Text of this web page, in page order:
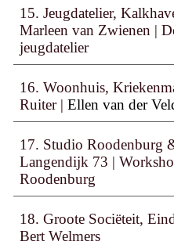
15. Jeugdatelier,
Marleen van Zwienen |
jeugdatelier
16. Woonhuis,
Ruiter | Ellen van der
1 7. Studio Roodenburg
Langendijk 73 |
Roodenburg
18. Groote Sociëteit,
Bert Welmers